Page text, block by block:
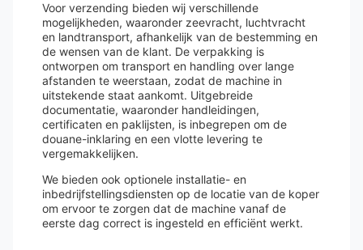
Voor verzending bieden wij verschillende
mogelijkheden, waaronder zeevracht, luchtvracht
en landtransport, afhankelijk van de bestemming en
de wensen van de klant. De verpakking is
ontworpen om transport en handling over lange
afstanden te weerstaan, zodat de machine in
uitstekende staat aankomt. Uitgebreide
documentatie, waaronder handleidingen,
certificaten en paklijsten, is inbegrepen om de
douane-inklaring en een vlotte levering te
vergemakkelijken.
We bieden ook optionele installatie- en
inbedrijfstellingsdiensten op de locatie van de koper
om ervoor te zorgen dat de machine vanaf de
eerste dag correct is ingesteld en efficiënt werkt.